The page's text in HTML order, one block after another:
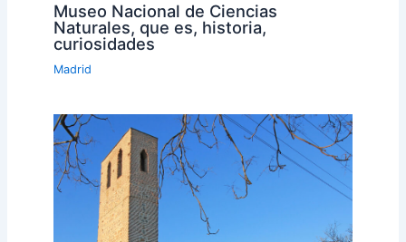
Museo Nacional de Ciencias
Naturales, que es, historia,
curiosidades
Madrid